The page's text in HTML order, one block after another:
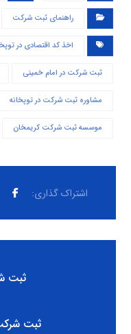
راهنمای ثبت شرکت
اخذ کد اقتصادی در
ثبت شرکت در امام خمینی
مشاوره ثبت شرکت در توپخانه
موسسه ثبت شرکت کریمخان
ثبت
ثبت